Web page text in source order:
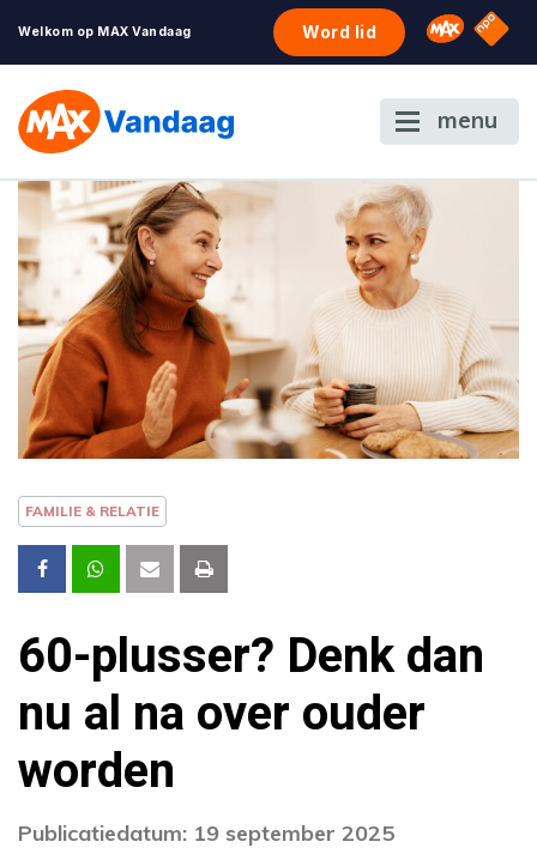
Welkom op MAX Vandaag Word lid Omroep
NPO
menu
FAMILIE & RELATIE
60-plusser? Denk dan
nu al na over ouder
worden
Publicatiedatum: 19 september 2025